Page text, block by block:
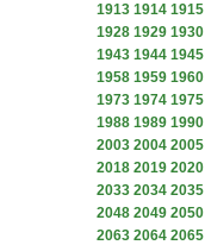
1913 1914 1915
1928 1929 1930
1943 1944 1945
1958 1959 1960
1973 1974 1975
1988 1989 1990
2003 2004 2005
2018 2019 2020
2033 2034 2035
2048 2049 2050
2063 2064 2065